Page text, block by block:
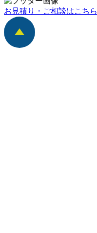
お見積り・ご相談はこちら